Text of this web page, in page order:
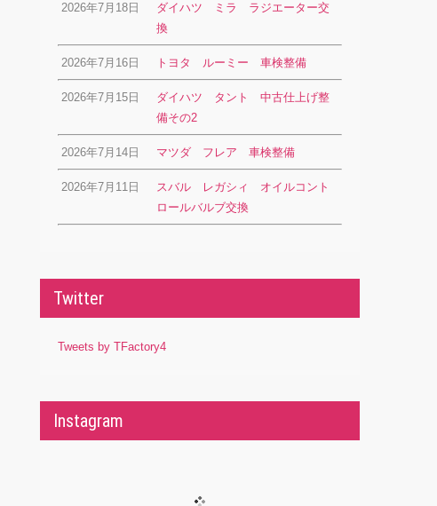
2026年7月18日
ダイハツ ミラ ラジエーター交
換
2026年7月16日 トヨタ ルーミー 車検整備
2026年7月15日
ダイハツ タント 中古仕上げ整
備その2
2026年7月14日 マツダ フレア 車検整備
2026年7月11日
スバル レガシィ オイルコント
ロールバルブ交換
Twitter
Tweets by TFactory4
Instagram